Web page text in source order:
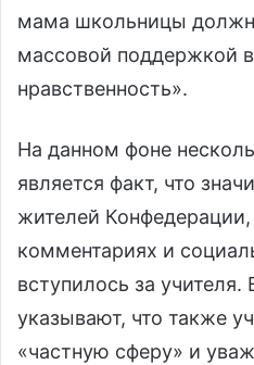
мама школьницы
массовой поддержкой
нравственность».
На данном фоне
является факт, что
жителей
комментариях и
вступилось за
указывают, что также
«частную сферу» и